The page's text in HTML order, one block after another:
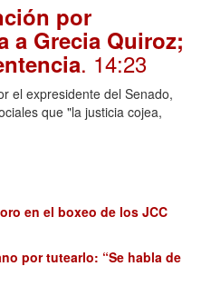
por
a Grecia Quiroz;
. 14:23
el expresidente del Senado,
que "la justicia cojea,
en el boxeo de los JCC
por tutearlo: “Se habla de